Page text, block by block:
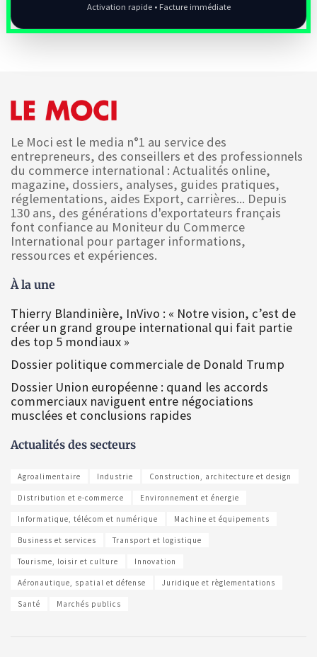
Activation rapide • Facture immédiate
Le Moci est le media n°1 au service des
entrepreneurs, des conseillers et des professionnels
du commerce international : Actualités online,
magazine, dossiers, analyses, guides pratiques,
réglementations, aides Export, carrières... Depuis
130 ans, des générations d'exportateurs français
font confiance au Moniteur du Commerce
International pour partager informations,
ressources et expériences.
À la une
Thierry Blandinière, InVivo : « Notre vision, c’est de
créer un grand groupe international qui fait partie
des top 5 mondiaux »
Dossier politique commerciale de Donald Trump
Dossier Union européenne : quand les accords
commerciaux naviguent entre négociations
musclées et conclusions rapides
Actualités des secteurs
Agroalimentaire Industrie Construction, architecture et design
Distribution et e-commerce Environnement et énergie
Informatique, télécom et numérique Machine et équipements
Business et services Transport et logistique
Tourisme, loisir et culture Innovation
Aéronautique, spatial et défense Juridique et règlementations
Santé Marchés publics